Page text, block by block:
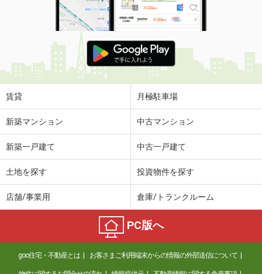
賃貸 月極駐車場
新築マンション 中古マンション
新築一戸建て 中古一戸建て
土地を探す 投資物件を探す
店舗/事業用 倉庫/トランクルーム
PC版へ
goo住宅・不動産とは お客さまご利用端末からの情報の外部送信について